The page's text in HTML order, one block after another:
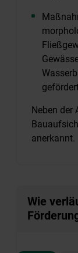
Neben der
anerkannt.
Wie